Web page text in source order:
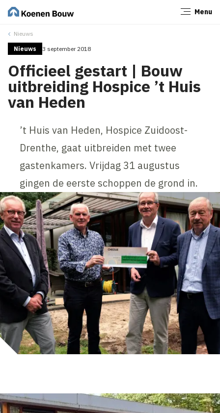
Menu
Nieuws
Nieuws 3 september 2018
Officieel gestart | Bouw
uitbreiding Hospice ’t Huis
van Heden
’t Huis van Heden, Hospice Zuidoost-
Drenthe, gaat uitbreiden met twee
gastenkamers. Vrijdag 31 augustus
gingen de eerste schoppen de grond in.
Sluiten